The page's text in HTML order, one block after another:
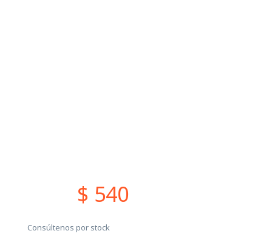
$ 540
Consúltenos por stock